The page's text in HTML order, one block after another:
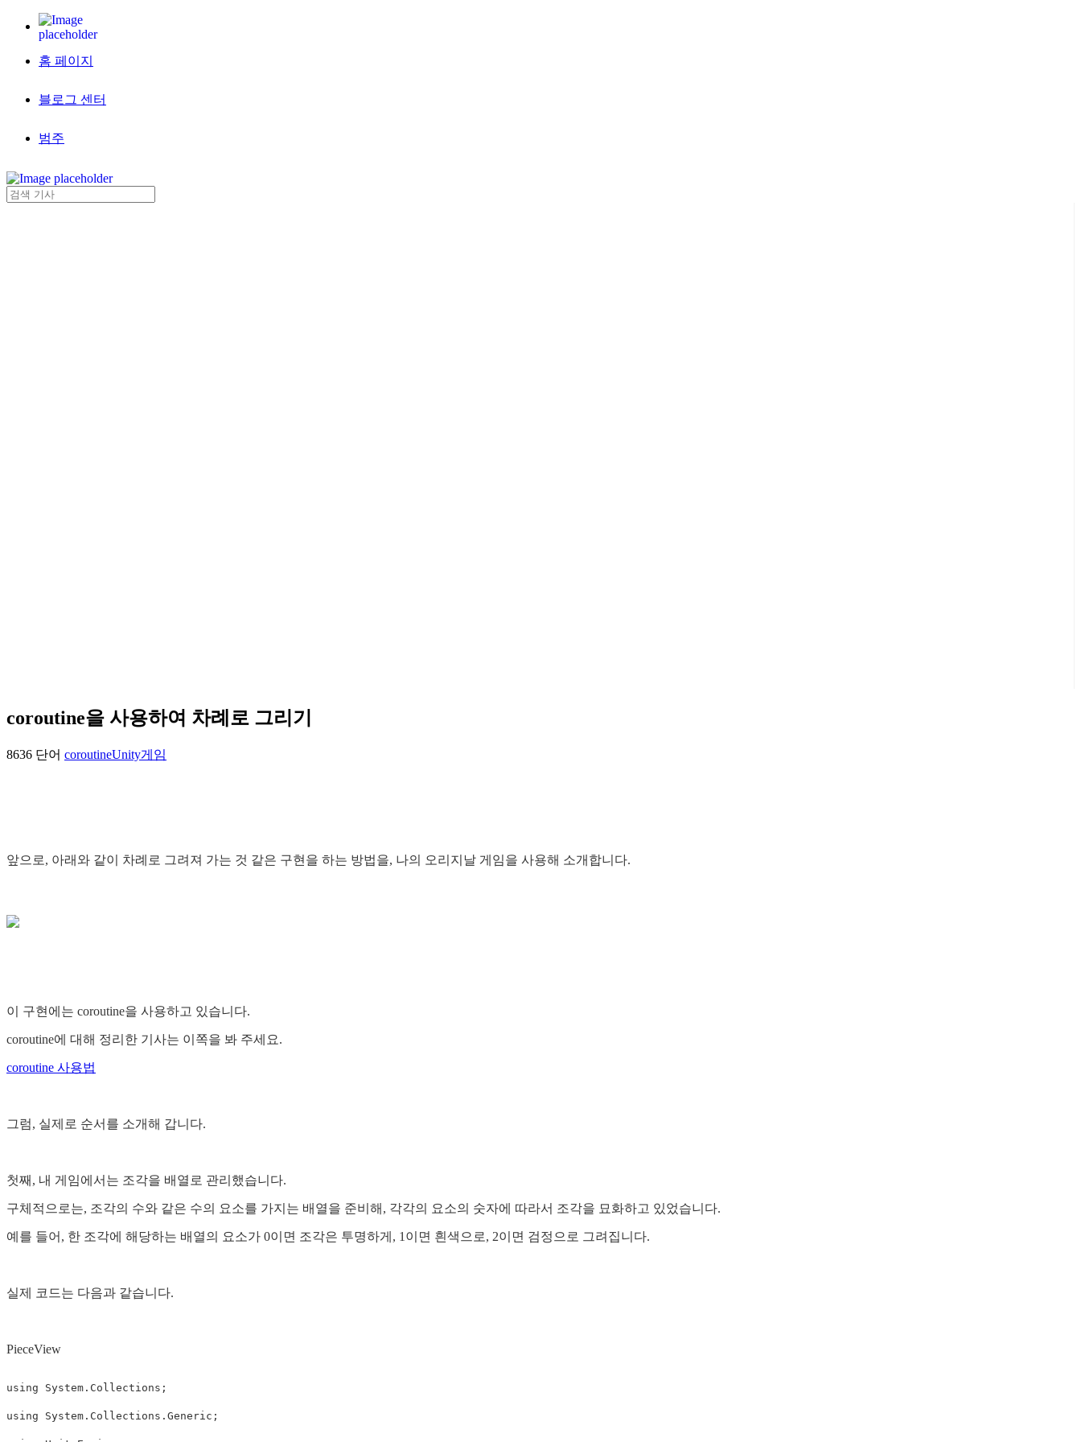
홈 페이지
블로그 센터
범주
coroutine을 사용하여 차례로 그리기
8636 단어 coroutineUnity게임
앞으로, 아래와 같이 차례로 그려져 가는 것 같은 구현을 하는 방법을, 나의 오리지날 게임을 사용해 소개합니다.
이 구현에는 coroutine을 사용하고 있습니다.
coroutine에 대해 정리한 기사는 이쪽을 봐 주세요.
coroutine 사용법
그럼, 실제로 순서를 소개해 갑니다.
첫째, 내 게임에서는 조각을 배열로 관리했습니다.
구체적으로는, 조각의 수와 같은 수의 요소를 가지는 배열을 준비해, 각각의 요소의 숫자에 따라서 조각을 묘화하고 있었습니다.
예를 들어, 한 조각에 해당하는 배열의 요소가 0이면 조각은 투명하게, 1이면 흰색으로, 2이면 검정으로 그려집니다.
실제 코드는 다음과 같습니다.
PieceView
using System.Collections ;
using System.Collections.Generic ;